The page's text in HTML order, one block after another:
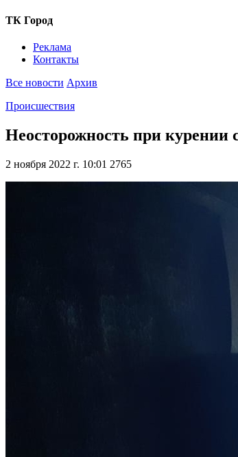
ТК Город
Реклама
Контакты
Все новости Архив
Происшествия
Неосторожность при курении
2 ноября 2022 г. 10:01 2765